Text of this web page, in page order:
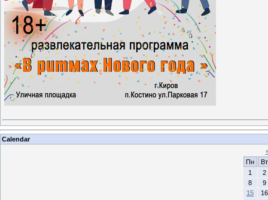
Calendar
Пн
Вт
1
2
8
9
15
16